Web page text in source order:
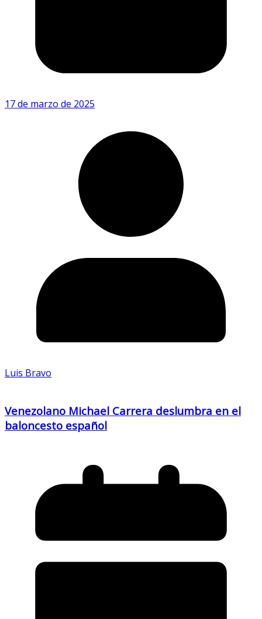
17 de marzo de 2025
Luis Bravo
Venezolano Michael Carrera deslumbra en el
baloncesto español